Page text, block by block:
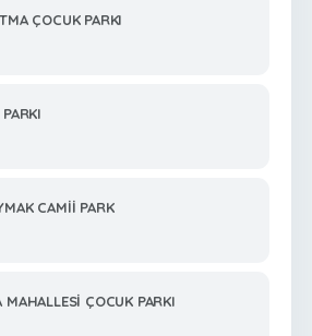
ÇOCUK PARKI
CAMİİ PARK
MAHALLESİ ÇOCUK PARKI